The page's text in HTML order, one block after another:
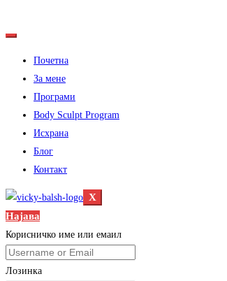
Почетна
За мене
Програми
Body Sculpt Program
Исхрана
Блог
Контакт
X
Најава
Корисничко име или емаил
Лозинка